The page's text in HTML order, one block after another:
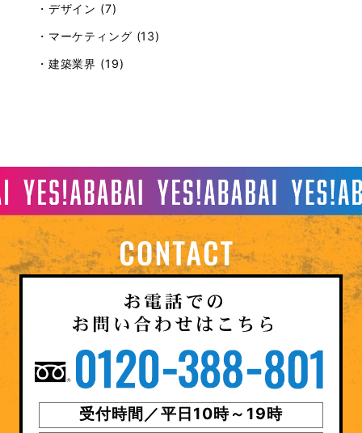
・デザイン (7)
・マーケティング (13)
・建築業界 (19)
受付時間／平日10時～19時